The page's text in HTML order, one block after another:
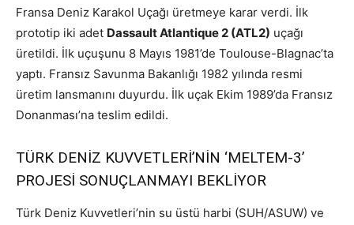
Fransa Deniz Karakol Uçağı üretmeye karar verdi. İlk
prototip iki adet Dassault Atlantique 2 (ATL2) uçağı
üretildi. İlk uçuşunu 8 Mayıs 1981’de Toulouse-Blagnac’ta
yaptı. Fransız Savunma Bakanlığı 1982 yılında resmi
üretim lansmanını duyurdu. İlk uçak Ekim 1989’da Fransız
Donanması’na teslim edildi.
TÜRK DENİZ KUVVETLERİ’NİN ‘MELTEM-3’
PROJESİ SONUÇLANMAYI BEKLİYOR
Türk Deniz Kuvvetleri’nin su üstü harbi (SUH/ASUW) ve